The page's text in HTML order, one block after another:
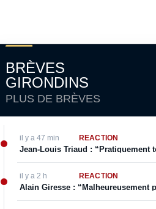
BRÈVES
GIRONDINS
PLUS DE BRÈVES
il y a 47 min RÉACTION
Jean-Louis Triaud : “Pratiquement
il y a 2 h RÉACTION
Alain Giresse :